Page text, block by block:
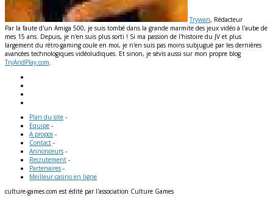
Trywan, Rédacteur
Par la faute d'un Amiga 500, je suis tombé dans la grande marmite des jeux vidéo à l'aube de
mes 15 ans. Depuis, je n'en suis plus sorti ! Si ma passion de l'histoire du JV et plus
largement du rétro-gaming coule en moi, je n'en suis pas moins subjugué par les dernières
avancées technologiques vidéoludiques. Et sinon, je sévis aussi sur mon propre blog
TryAndPlay.com.
Plan du site -
Equipe -
A propos -
Contact -
Annonceurs -
Recrutement -
Partenaires -
Meilleur casino en ligne
culture-games.com est édité par l'association Culture Games